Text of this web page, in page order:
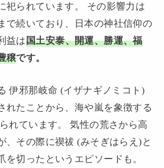
祀られています。 その影響力は
で続いており、日本の神社信仰の
益は国土安泰、開運、勝運、福
穣です。
伊邪那岐命 (イザナギノミコト)
れたことから、海や嵐を象徴する
れています。 気性の荒さから高
、その際に禊祓 (みそぎはらえ)と
を切ったというエピソードも。